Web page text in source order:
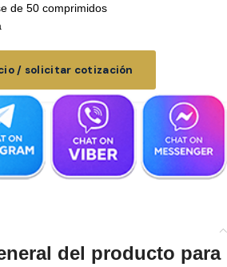
de 50 comprimidos
/ solicitar cotización
del producto para